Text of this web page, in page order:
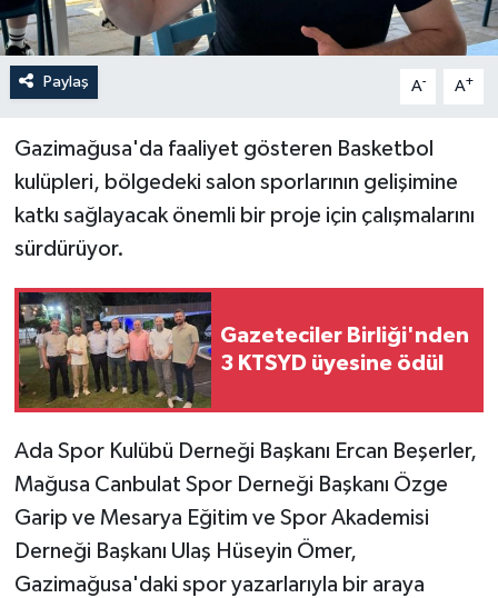
Paylaş A- A+
Gazimağusa'da faaliyet gösteren Basketbol
kulüpleri, bölgedeki salon sporlarının gelişimine
katkı sağlayacak önemli bir proje için çalışmalarını
sürdürüyor.
Gazeteciler Birliği'nden
3 KTSYD üyesine ödül
Ada Spor Kulübü Derneği Başkanı Ercan Beşerler,
Mağusa Canbulat Spor Derneği Başkanı Özge
Garip ve Mesarya Eğitim ve Spor Akademisi
Derneği Başkanı Ulaş Hüseyin Ömer,
Gazimağusa'daki spor yazarlarıyla bir araya